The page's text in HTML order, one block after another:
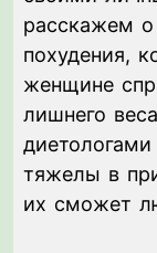
расскажем
похудения,
женщине
лишнего
тяжелы в
их сможет